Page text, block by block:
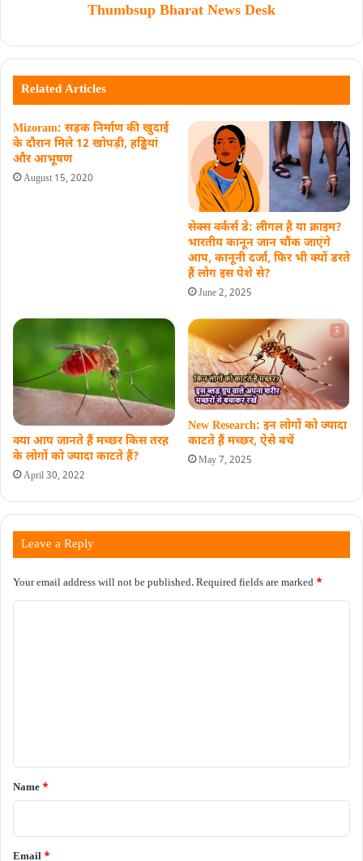
Thumbsup Bharat News Desk
Related Articles
Mizoram: सड़क निर्माण की खुदाई
के दौरान मिले 12 खोपड़ी, हड्डियां
और आभूषण
August 15, 2020
सेक्स वर्कर्स डे: लीगल है या क्राइम?
भारतीय कानून जान चौंक जाएंगे
आप, कानूनी दर्जा, फिर भी क्यों डरते
हैं लोग इस पेशे से?
June 2, 2025
क्या आप जानते हैं मच्छर किस तरह
के लोगों को ज्यादा काटते हैं?
April 30, 2022
New Research: इन लोगों को ज्‍यादा
काटते हैं मच्‍छर, ऐसे बचें
May 7, 2025
Leave a Reply
Your email address will not be published.Required fields are marked *
*
Name *
Email *